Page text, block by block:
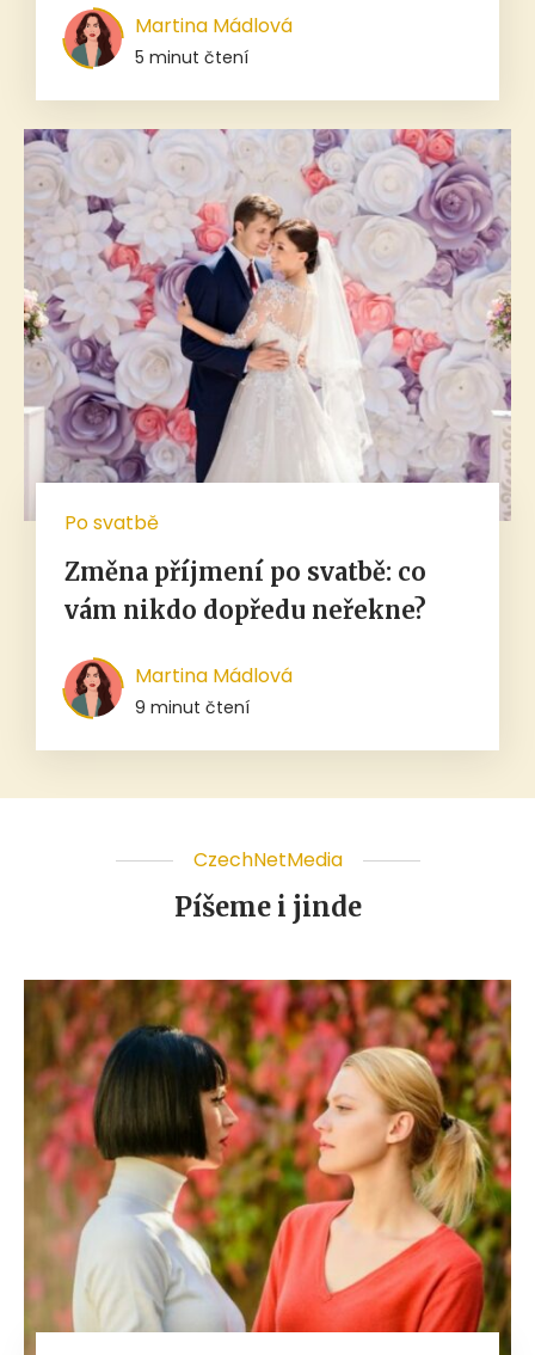
Martina Mádlová
5 minut čtení
Po svatbě
Změna příjmení po svatbě: co
vám nikdo dopředu neřekne?
Martina Mádlová
9 minut čtení
CzechNetMedia
Píšeme i jinde